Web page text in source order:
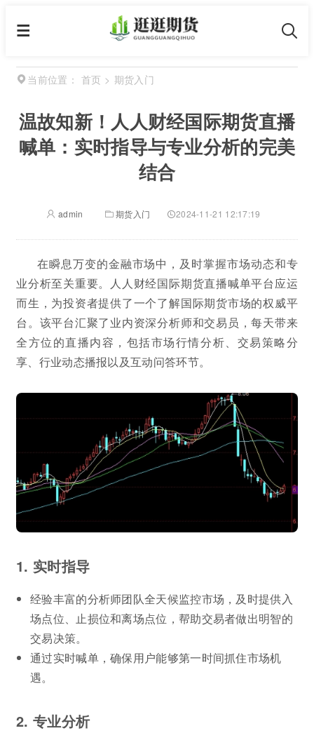
当前位置： 首页 > 期货入门
温故知新！人人财经国际期货直播
喊单：实时指导与专业分析的完美
结合
admin 期货入门 2024-11-21 12:17:19
在瞬息万变的金融市场中，及时掌握市场动态和专
业分析至关重要。人人财经国际期货直播喊单平台应运
而生，为投资者提供了一个了解国际期货市场的权威平
台。该平台汇聚了业内资深分析师和交易员，每天带来
全方位的直播内容，包括市场行情分析、交易策略分
享、行业动态播报以及互动问答环节。
1. 实时指导
经验丰富的分析师团队全天候监控市场，及时提供入
场点位、止损位和离场点位，帮助交易者做出明智的
交易决策。
通过实时喊单，确保用户能够第一时间抓住市场机
遇。
2. 专业分析